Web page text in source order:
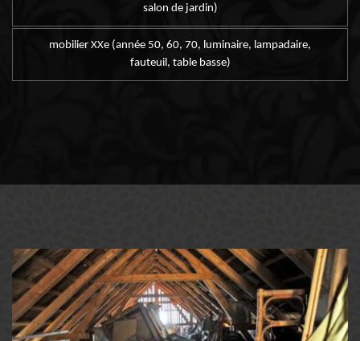
salon de jardin)
mobilier XXe (année 50, 60, 70, luminaire, lampadaire,
fauteuil, table basse)